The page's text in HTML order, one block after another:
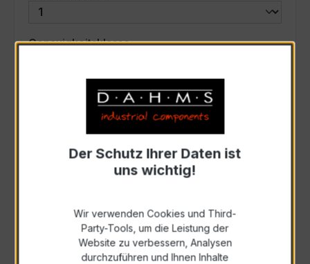
Genauigkeitsklasseauswählen
Scheinleistung (VA)auswählen
Auswahl zurücksetzen
Anfrage schriftlich
Der Schutz Ihrer Daten ist
uns wichtig!
Wir verwenden Cookies und Third-
Party-Tools, um die Leistung der
Website zu verbessern, Analysen
durchzuführen und Ihnen Inhalte